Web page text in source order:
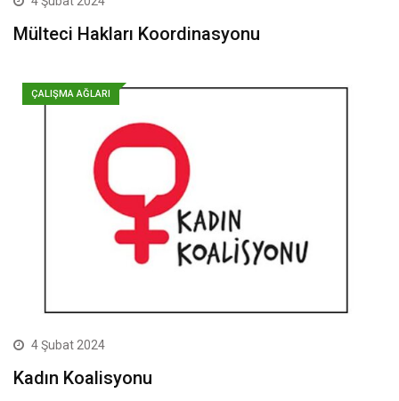
Mülteci Hakları Koordinasyonu
ÇALIŞMA AĞLARI
4 Şubat 2024
Kadın Koalisyonu